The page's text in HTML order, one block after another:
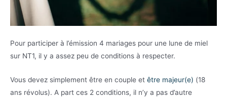
Pour participer à l’émission 4 mariages pour une lune de miel
sur NT1, il y a assez peu de conditions à respecter.
Vous devez simplement être en couple et être majeur(e) (18
ans révolus). A part ces 2 conditions, il n’y a pas d’autre